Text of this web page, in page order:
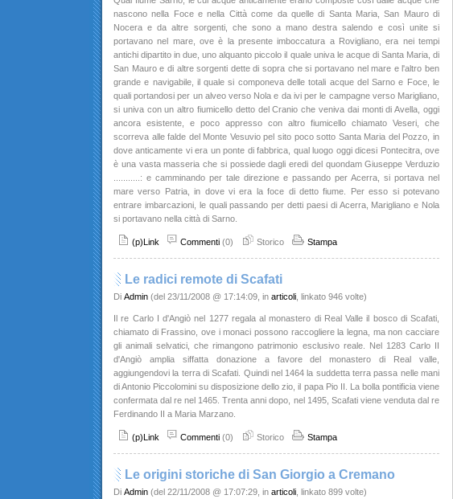
nascono nella Foce e nella Città come da quelle di Santa Maria, San Mauro di
Nocera e da altre sorgenti, che sono a mano destra salendo e così unite si
portavano nel mare, ove è la presente imboccatura a Rovigliano, era nei tempi
antichi dipartito in due, uno alquanto piccolo il quale univa le acque di Santa Maria, di
San Mauro e di altre sorgenti dette di sopra che si portavano nel mare e l'altro ben
grande e navigabile, il quale si componeva delle totali acque del Sarno e Foce, le
quali portandosi per un alveo verso Nola e da ivi per le campagne verso Marigliano,
si univa con un altro fiumicello detto del Cranio che veniva dai monti di Avella, oggi
ancora esistente, e poco appresso con altro fiumicello chiamato Veseri, che
scorreva alle falde del Monte Vesuvio pel sito poco sotto Santa Maria del Pozzo, in
dove anticamente vi era un ponte di fabbrica, qual luogo oggi dicesi Pontecitra, ove
è una vasta masseria che si possiede dagli eredi del quondam Giuseppe Verduzio
...........: e camminando per tale direzione e passando per Acerra, si portava nel
mare verso Patria, in dove vi era la foce di detto fiume. Per esso si potevano
entrare imbarcazioni, le quali passando per detti paesi di Acerra, Marigliano e Nola
si portavano nella città di Sarno.
(p)Link Commenti (0) Storico Stampa
Le radici remote di Scafati
Di Admin (del 23/11/2008 @ 17:14:09, in articoli , linkato 946 volte)
Il re Carlo I d'Angiò nel 1277 regala al monastero di Real Valle il bosco di Scafati,
chiamato di Frassino, ove i monaci possono raccogliere la legna, ma non cacciare
gli animali selvatici, che rimangono patrimonio esclusivo reale. Nel 1283 Carlo II
d'Angiò amplia siffatta donazione a favore del monastero di Real valle,
aggiungendovi la terra di Scafati. Quindi nel 1464 la suddetta terra passa nelle mani
di Antonio Piccolomini su disposizione dello zio, il papa Pio II. La bolla pontificia viene
confermata dal re nel 1465. Trenta anni dopo, nel 1495, Scafati viene venduta dal re
Ferdinando II a Maria Marzano.
(p)Link Commenti (0) Storico Stampa
Le origini storiche di San Giorgio a Cremano
Di Admin (del 22/11/2008 @ 17:07:29, in articoli , linkato 899 volte)